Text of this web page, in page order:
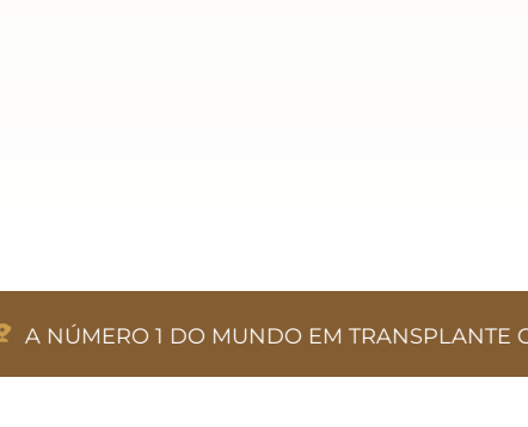
1 DO MUNDO EM TRANSPLANTE CAPILAR